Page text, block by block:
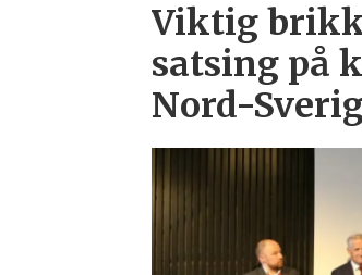
Viktig
satsing på
Nord-